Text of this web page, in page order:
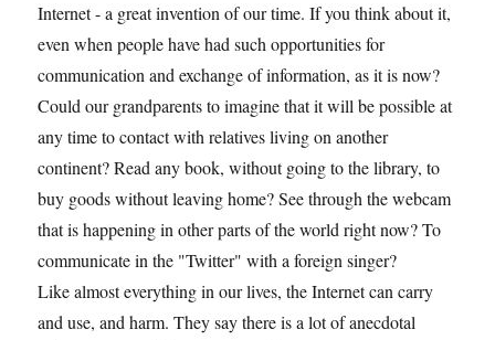
Internet - a great invention of our time. If you think about it,
even when people have had such opportunities for
communication and exchange of information, as it is now?
Could our grandparents to imagine that it will be possible at
any time to contact with relatives living on another
continent? Read any book, without going to the library, to
buy goods without leaving home? See through the webcam
that is happening in other parts of the world right now? To
communicate in the "Twitter" with a foreign singer?
Like almost everything in our lives, the Internet can carry
and use, and harm. They say there is a lot of anecdotal